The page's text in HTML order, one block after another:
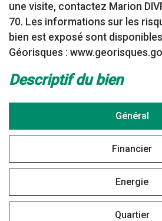
une visite, contactez Marion
70. Les informations sur les
bien est exposé sont
Géorisques :
descriptif du bien
Général
Financier
Energie
Quartier